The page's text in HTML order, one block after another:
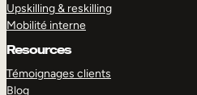
Upskilling & reskilling
Mobilité interne
Resources
Témoignages clients
Blog